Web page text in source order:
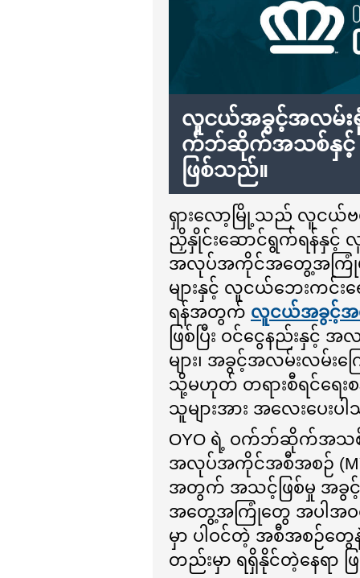
လူငယ်အခွင့်အလမ်း
က်ဘ်ဆိုက်အသစ်နှင့် အ
ဖြစ်သည်။
ရှားလော့မြို့သည် လူငယ်ဗ
ညှိနှိုင်းဆောင်ရွက်ရန်နှင့်
အလုပ်အကိုင်အတွေ့အကြုံမျ
များနှင့် လူငယ်ဘေးကင်းရ
ရန်အတွက် လူငယ်အခွင့်အလ
ဖြစ်ပြီး ဝင်ငွေနည်းနှ
များ၊ အခွင့်အလမ်းလမ်းက
သို့မဟုတ် တရားစီရင်ရေး
သူများအား အလေးပေးပ
OYO ရဲ့ ဝက်ဘ်ဆိုက်အသ
အလုပ်အကိုင်အစီအစဉ်
အတွက် အသင့်ဖြစ်မှု အ
အတွေ့အကြုံတွေ အပါအဝ
မှာ ပါဝင်တဲ့ အစီအစဉ်
တည်းမှာ ရရှိနိုင်တဲ့နေရာ ဖ